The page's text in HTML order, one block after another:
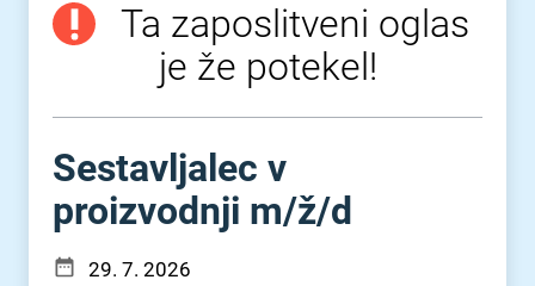
Ta zaposlitveni oglas
je že potekel!
Sestavljalec v
proizvodnji m⁠/⁠ž⁠/⁠d
29. 7. 2026